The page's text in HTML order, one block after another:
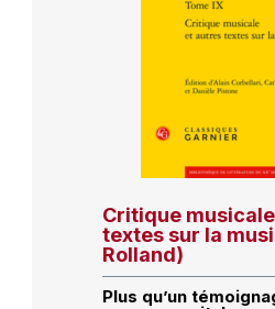
Critique
textes sur la
Rolland)
Plus qu’un